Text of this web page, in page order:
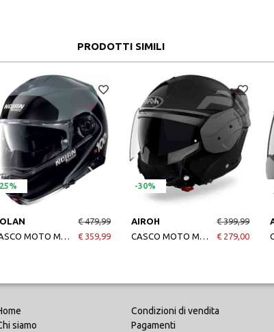
PRODOTTI SIMILI
CASCO MOTO MODULARE N100-5 HILLTOP N-COM 064
€ 479,99
€ 359,99
-30%
AIROH
CASCO MOTO MODULARE MATHISSE ILLUSION ANTHRACITE
€ 399,99
€ 279,00
siamo
Condizioni di vendita
Pagamenti